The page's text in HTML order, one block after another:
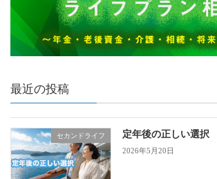
最近の投稿
セカンドライフ 定年後の正しい選択
2026年5月20日